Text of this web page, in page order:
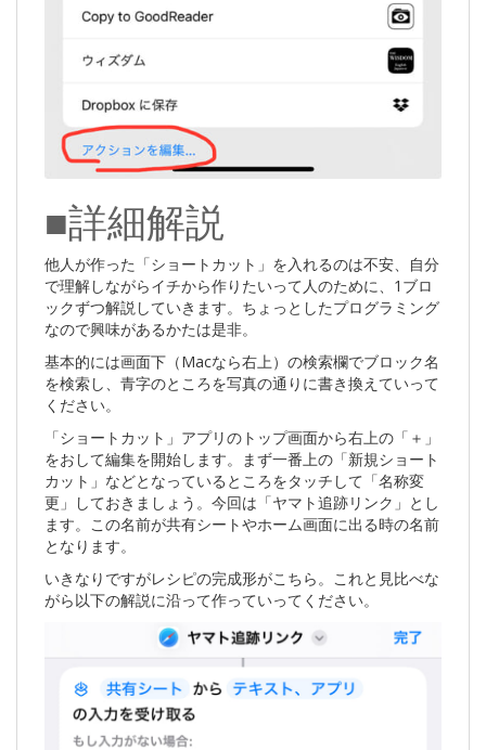
■詳細解説
他人が作った「ショートカット」を入れるのは不安、自分
で理解しながらイチから作りたいって人のために、1ブロ
ックずつ解説していきます。ちょっとしたプログラミング
なので興味があるかたは是非。
基本的には画面下（Macなら右上）の検索欄でブロック名
を検索し、青字のところを写真の通りに書き換えていって
ください。
「ショートカット」アプリのトップ画面から右上の「＋」
をおして編集を開始します。まず一番上の「新規ショート
カット」などとなっているところをタッチして「名称変
更」しておきましょう。今回は「ヤマト追跡リンク」とし
ます。この名前が共有シートやホーム画面に出る時の名前
となります。
いきなりですがレシピの完成形がこちら。これと見比べな
がら以下の解説に沿って作っていってください。